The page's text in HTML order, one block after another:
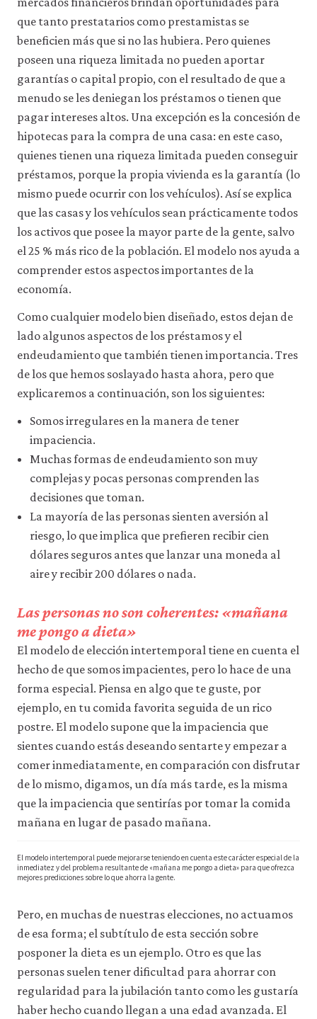
ayuden
a
la
funcionalidad
y
facilidad
de
de
nuestro
sitio
Estas
cookies
solo
se
si
aceptas.
No
vendemos
cedemos
datos
ni
uso
a
empleamos
ningún
otro
Para
información
más
detallada
sobre
cookies
que
utilizamos,
consulta
nuestra
política
privacidad.
Aceptar
solo
Aceptar
cookies
que tanto prestatarios como prestamistas se
beneficien más que si no las hubiera. Pero quienes
poseen una riqueza limitada no pueden aportar
garantías o capital propio, con el resultado de que a
menudo se les deniegan los préstamos o tienen que
pagar intereses altos. Una excepción es la concesión de
hipotecas para la compra de una casa: en este caso,
quienes tienen una riqueza limitada pueden conseguir
préstamos, porque la propia vivienda es la garantía (lo
mismo puede ocurrir con los vehículos). Así se explica
que las casas y los vehículos sean prácticamente todos
los activos que posee la mayor parte de la gente, salvo
el 25 % más rico de la población. El modelo nos ayuda a
comprender estos aspectos importantes de la
economía.
Como cualquier modelo bien diseñado, estos dejan de
lado algunos aspectos de los préstamos y el
endeudamiento que también tienen importancia. Tres
de los que hemos soslayado hasta ahora, pero que
explicaremos a continuación, son los siguientes:
Somos irregulares en la manera de tener
impaciencia.
Muchas formas de endeudamiento son muy
complejas y pocas personas comprenden las
decisiones que toman.
La mayoría de las personas sienten aversión al
riesgo, lo que implica que prefieren recibir cien
dólares seguros antes que lanzar una moneda al
aire y recibir 200 dólares o nada.
Las personas no son coherentes: «mañana
me pongo a dieta»
El modelo de elección intertemporal tiene en cuenta el
hecho de que somos impacientes, pero lo hace de una
forma especial. Piensa en algo que te guste, por
ejemplo, en tu comida favorita seguida de un rico
postre. El modelo supone que la impaciencia que
sientes cuando estás deseando sentarte y empezar a
comer inmediatamente, en comparación con disfrutar
de lo mismo, digamos, un día más tarde, es la misma
que la impaciencia que sentirías por tomar la comida
mañana en lugar de pasado mañana.
El modelo intertemporal puede mejorarse teniendo en cuenta este carácter especial de la
inmediatez y del problema resultante de «mañana me pongo a dieta» para que ofrezca
mejores predicciones sobre lo que ahorra la gente.
Pero, en muchas de nuestras elecciones, no actuamos
de esa forma; el subtítulo de esta sección sobre
posponer la dieta es un ejemplo. Otro es que las
personas suelen tener dificultad para ahorrar con
regularidad para la jubilación tanto como les gustaría
haber hecho cuando llegan a una edad avanzada. El